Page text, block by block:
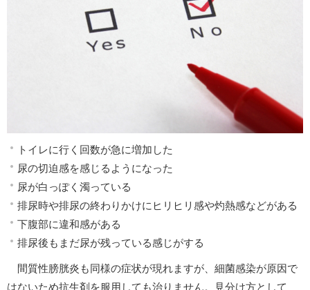
トイレに行く回数が急に増加した
尿の切迫感を感じるようになった
尿が白っぽく濁っている
排尿時や排尿の終わりかけにヒリヒリ感や灼熱感などがある
下腹部に違和感がある
排尿後もまだ尿が残っている感じがする
間質性膀胱炎も同様の症状が現れますが、細菌感染が原因で
はないため抗生剤を服用しても治りません。見分け方として